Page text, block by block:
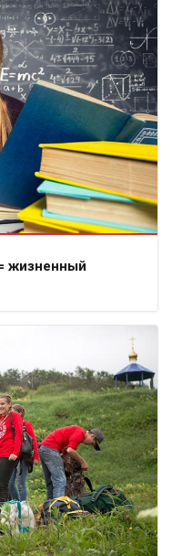
жизненный